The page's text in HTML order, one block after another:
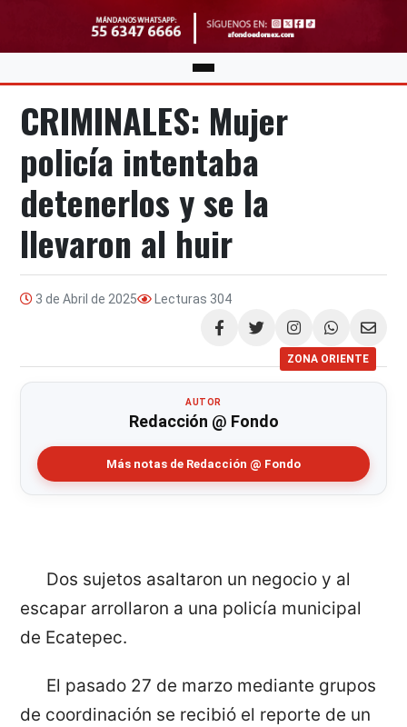
CRIMINALES: Mujer
policía intentaba
detenerlos y se la
llevaron al huir
3 de Abril de 2025 Lecturas 304
Compartir
ZONA ORIENTE
AUTOR
Redacción @ Fondo
Más notas de Redacción @ Fondo
Dos sujetos asaltaron un negocio y al
escapar arrollaron a una policía municipal
de Ecatepec.
El pasado 27 de marzo mediante grupos
de coordinación se recibió el reporte de un